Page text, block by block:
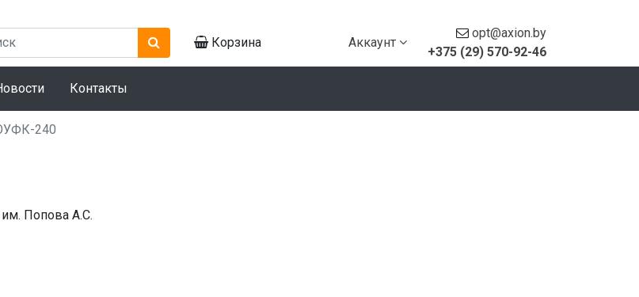
Корзина Аккаунт
opt@axion.by
+375 (29) 570-92-46
Контакты
240
Попова А.С.